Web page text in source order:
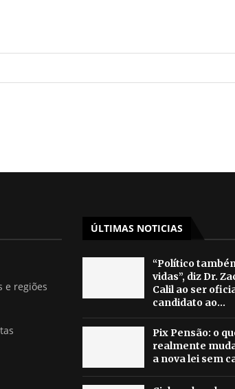
e regiões
ÚLTIMAS NOTICIAS
“Político
vidas”, diz Dr.
Calil ao ser
candidato ao...
Pix Pensão: o
realmente
a nova lei sem